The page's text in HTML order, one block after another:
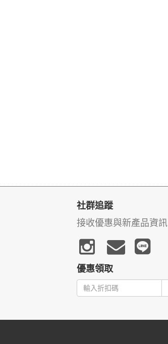
社群追蹤
接收優惠與新產品資訊
優惠領取